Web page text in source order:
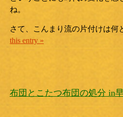
ね。
さて、こんまり流の片付けは何
this entry »
布団とこたつ布団の処分 in